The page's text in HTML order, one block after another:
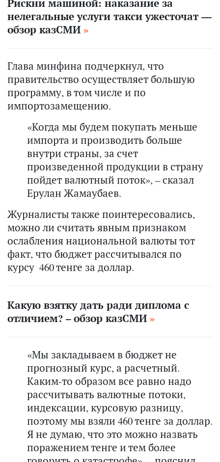
Рискни машиной: наказание за
нелегальные услуги такси ужесточат —
обзор казСМИ
Глава минфина подчеркнул, что
правительство осуществляет большую
программу, в том числе и по
импортозамещению.
«Когда мы будем покупать меньше
импорта и производить больше
внутри страны, за счет
произведенной продукции в страну
пойдет валютный поток», – сказал
Ерулан Жамаубаев.
Журналисты также поинтересовались,
можно ли считать явным признаком
ослабления национальной валюты тот
факт, что бюджет рассчитывался по
курсу 460 тенге за доллар.
Какую взятку дать ради диплома с
отличием? – обзор казСМИ
«Мы закладываем в бюджет не
прогнозный курс, а расчетный.
Каким-то образом все равно надо
рассчитывать валютные потоки,
индексации, курсовую разницу,
поэтому мы взяли 460 тенге за доллар.
Я не думаю, что это можно назвать
поражением тенге и тем более